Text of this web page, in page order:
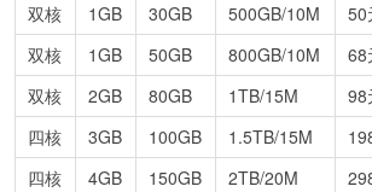
双核
1GB 30GB 500GB/10M 50
双核
1GB 50GB 800GB/10M 68
双核
2GB 80GB 1TB/15M 98
四核
3GB 100GB 1.5TB/15M
四核
4GB 150GB 2TB/20M